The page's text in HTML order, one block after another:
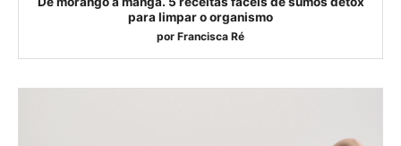
para limpar o organismo
por Francisca Ré